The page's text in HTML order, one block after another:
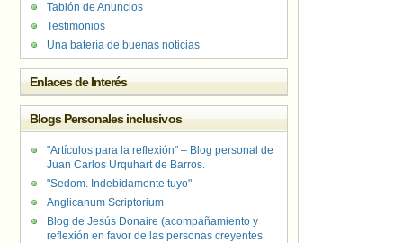
Tablón de Anuncios
Testimonios
Una batería de buenas noticias
Enlaces de Interés
Blogs Personales inclusivos
"Artículos para la reflexión" – Blog personal de
Juan Carlos Urquhart de Barros.
"Sedom. Indebidamente tuyo"
Anglicanum Scriptorium
Blog de Jesús Donaire (acompañamiento y
reflexión en favor de las personas creyentes